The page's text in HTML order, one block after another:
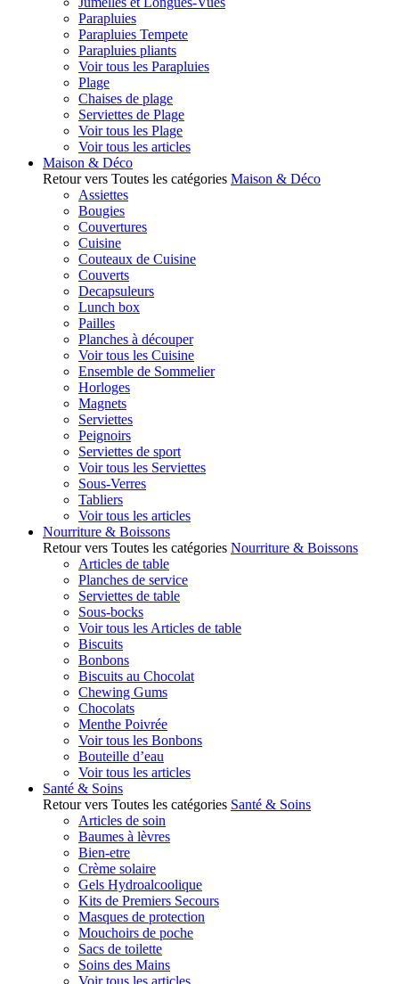
Parapluies
Parapluies Tempete
Parapluies pliants
Voir tous les Parapluies
Plage
Chaises de plage
Serviettes de Plage
Voir tous les Plage
Voir tous les articles
Maison & Déco
Retour vers Toutes les catégories Maison & Déco
Assiettes
Bougies
Couvertures
Cuisine
Couteaux de Cuisine
Couverts
Decapsuleurs
Lunch box
Pailles
Planches à découper
Voir tous les Cuisine
Ensemble de Sommelier
Horloges
Magnets
Serviettes
Peignoirs
Serviettes de sport
Voir tous les Serviettes
Sous-Verres
Tabliers
Voir tous les articles
Nourriture & Boissons
Retour vers Toutes les catégories Nourriture & Boissons
Articles de table
Planches de service
Serviettes de table
Sous-bocks
Voir tous les Articles de table
Biscuits
Bonbons
Biscuits au Chocolat
Chewing Gums
Chocolats
Menthe Poivrée
Voir tous les Bonbons
Bouteille d’eau
Voir tous les articles
Santé & Soins
Retour vers Toutes les catégories Santé & Soins
Articles de soin
Baumes à lèvres
Bien-etre
Crème solaire
Gels Hydroalcoolique
Kits de Premiers Secours
Masques de protection
Mouchoirs de poche
Sacs de toilette
Soins des Mains
Voir tous les articles